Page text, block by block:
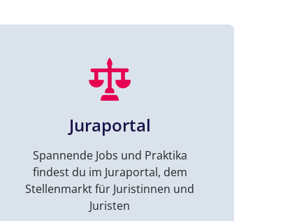
Juraportal
Spannende Jobs und Praktika
findest du im Juraportal, dem
Stellenmarkt für Juristinnen und
Juristen